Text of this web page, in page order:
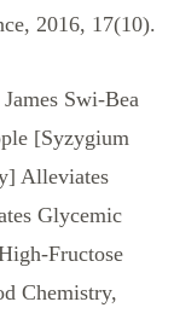
2016, 17(10).
Swi-Bea
[Syzygium
Alleviates
Glycemic
Fructose
Chemistry,